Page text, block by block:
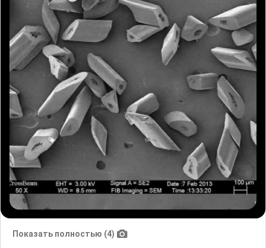
Показать полностью (4)